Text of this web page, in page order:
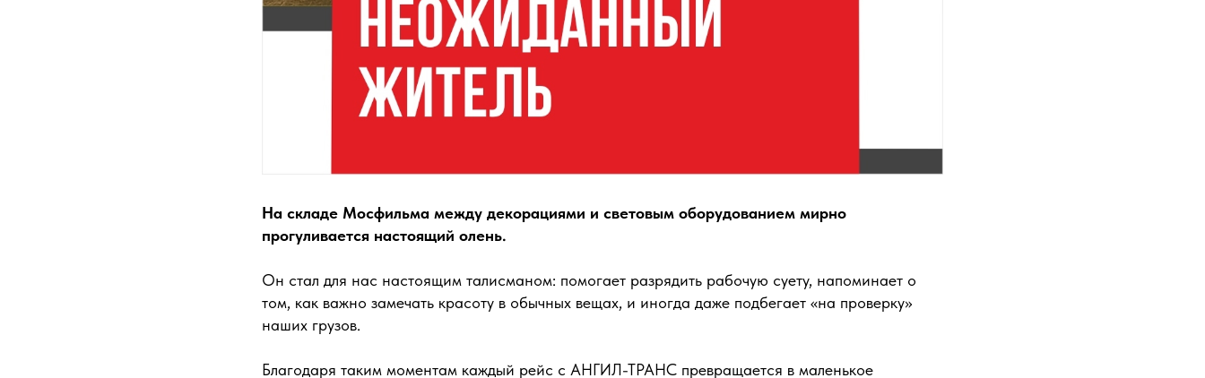
На складе Мосфильма между декорациями и световым оборудованием мирно
прогуливается настоящий олень.
Он стал для нас настоящим талисманом: помогает разрядить рабочую суету, напоминает о
том, как важно замечать красоту в обычных вещах, и иногда даже подбегает «на проверку»
наших грузов.
Благодаря таким моментам каждый рейс с АНГИЛ-ТРАНС превращается в маленькое